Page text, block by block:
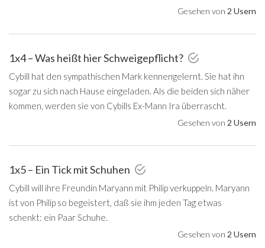
Gesehen von 2 Usern
1x4 – Was heißt hier Schweigepflicht?
Cybill hat den sympathischen Mark kennengelernt. Sie hat ihn
sogar zu sich nach Hause eingeladen. Als die beiden sich näher
kommen, werden sie von Cybills Ex-Mann Ira überrascht.
Gesehen von 2 Usern
1x5 – Ein Tick mit Schuhen
Cybill will ihre Freundin Maryann mit Philip verkuppeln. Maryann
ist von Philip so begeistert, daß sie ihm jeden Tag etwas
schenkt: ein Paar Schuhe.
Gesehen von 2 Usern